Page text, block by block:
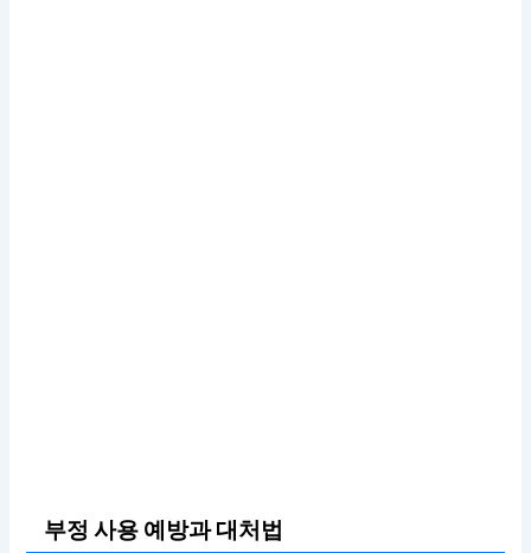
부정 사용 예방과 대처법